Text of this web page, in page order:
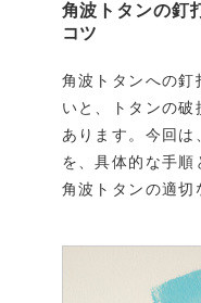
角波トタンの釘
コツ
角波トタンへの釘
いと、トタンの
あります。今回
を、具体的な手順
角波トタンの適切